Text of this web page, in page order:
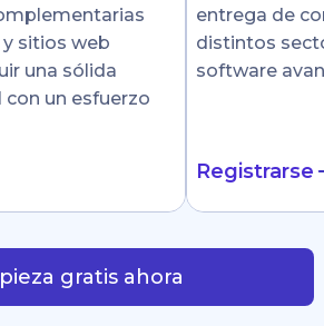
sitios web
una sólida
un esfuerzo
entrega de
distintos
software
Registrarse
gratis ahora